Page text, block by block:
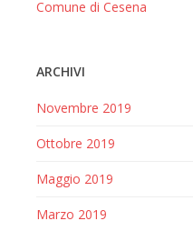
Comune di Cesena
ARCHIVI
Novembre 2019
Ottobre 2019
Maggio 2019
Marzo 2019